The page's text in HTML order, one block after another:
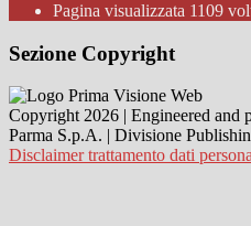
Pagina visualizzata 1109
Sezione Copyright
Copyright 2026 | Engineered and
Parma S.p.A. | Divisione
Disclaimer trattamento dati